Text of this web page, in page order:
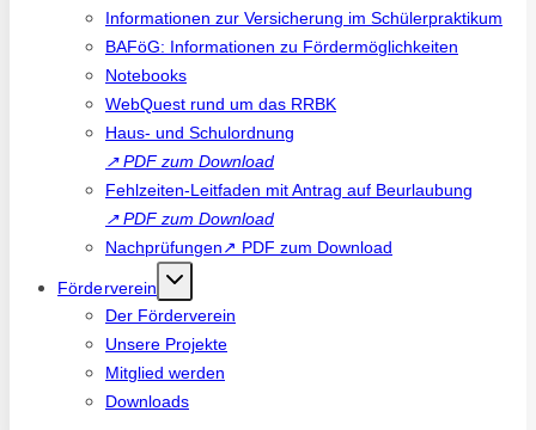
Informationen zur Versicherung im Schülerpraktikum
BAFöG: Informationen zu Fördermöglichkeiten
Notebooks
WebQuest rund um das RRBK
Haus- und Schulordnung
↗ PDF zum Download
Fehlzeiten-Leitfaden mit Antrag auf Beurlaubung
↗ PDF zum Download
Nachprüfungen↗ PDF zum Download
Förderverein
Der Förderverein
Unsere Projekte
Mitglied werden
Downloads